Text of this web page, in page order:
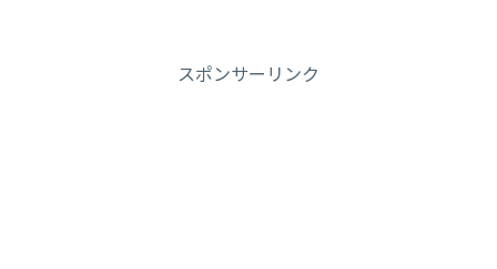
スポンサーリンク